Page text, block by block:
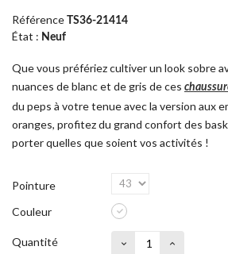
Référence TS36-21414
État : Neuf
Que vous préfériez cultiver un look sobre
nuances de blanc et de gris de ces
du peps à votre tenue avec la version aux
oranges, profitez du grand confort des
porter quelles que soient vos activités !
Pointure
Couleur
Quantité